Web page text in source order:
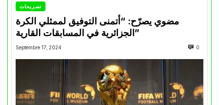
تصريحات
مضوي يصرّح: “أتمنى التوفيق لممثلي الكرة
الجزائرية في المسابقات القارية”
Septembre 17, 2024 0